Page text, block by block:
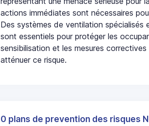
actions immédiates sont nécessaires
Des systèmes de ventilation spécialisés
sont essentiels pour protéger les
sensibilisation et les mesures
atténuer ce risque.
0 plans de prevention des risques